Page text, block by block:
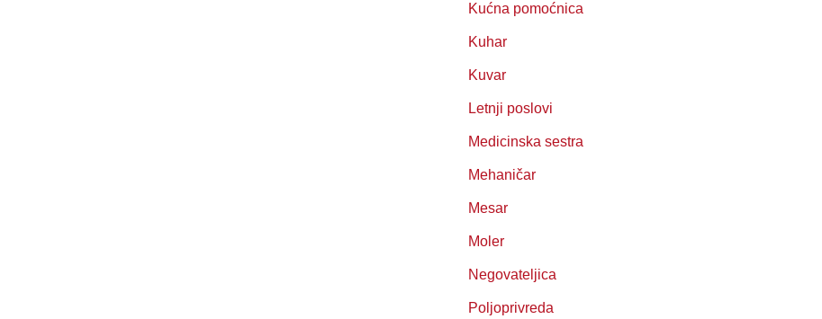
Kućna pomoćnica
Kuhar
Kuvar
Letnji poslovi
Medicinska sestra
Mehaničar
Mesar
Moler
Negovateljica
Poljoprivreda